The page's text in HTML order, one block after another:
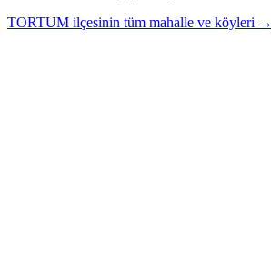
TORTUM ilçesinin tüm mahalle ve köyleri →